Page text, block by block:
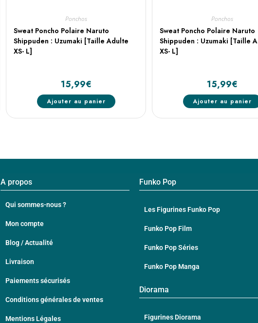
Ponchos
Sweat Poncho Polaire Naruto
Shippuden : Uzumaki [Taille Adulte
XS- L]
15,99€
Ajouter au panier
Ponchos
Sweat Poncho Polaire Naruto
Shippuden : Uzumaki [Taille
XS- L]
15,99€
Ajouter au panier
A propos
Qui sommes-nous ?
Mon compte
Blog / Actualité
Livraison
Paiements sécurisés
Conditions générales de ventes
Mentions Légales
Funko Pop
Les Figurines Funko Pop
Funko Pop Film
Funko Pop Séries
Funko Pop Manga
Diorama
Figurines Diorama